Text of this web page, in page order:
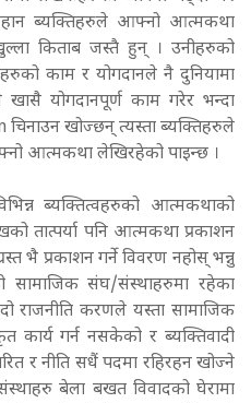
ब्यक्तिहरुले आफ्नो आत्मकथा
किताब जस्तै हुन् । उनीहरुको
काम र योगदानले नै दुनियामा
योगदानपूर्ण काम गरेर भन्दा
चिनाउन खोज्छन् त्यस्ता ब्यक्तिहरुले
आत्मकथा लेखिरहेको पाइन्छ ।
ब्यक्तित्वहरुको आत्मकथाको
तात्पर्या पनि आत्मकथा प्रकाशन
भै प्रकाशन गर्ने विवरण नहोस् भन्नु
संघ/संस्थाहरुमा रहेका
राजनीति करणले यस्ता सामाजिक
गर्न नसकेको र ब्यक्तिवादी
र नीति सधैं पदमा रहिरहन खोज्ने
बेला बखत विवादको घेरामा